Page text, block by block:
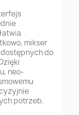
mikser
do
neo-
potrzeb.